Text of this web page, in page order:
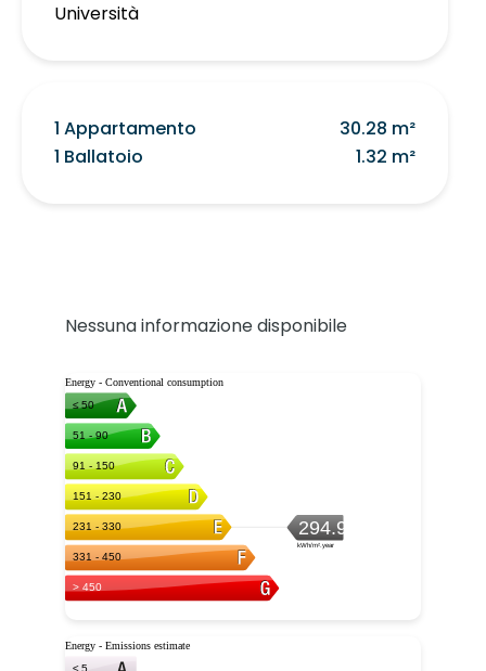
Università
1 Appartamento
30.28 m²
1 Ballatoio
1.32 m²
Nessuna informazione disponibile